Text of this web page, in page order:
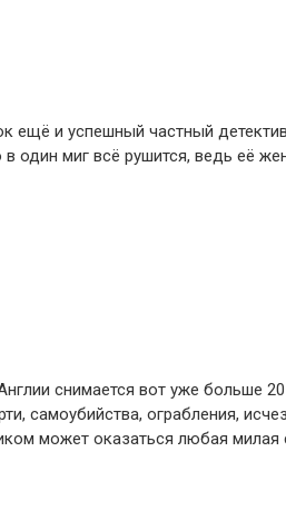
ещё и успешный частный
один миг всё рушится, ведь её
снимается вот уже больше
самоубийства, ограбления,
может оказаться любая милая